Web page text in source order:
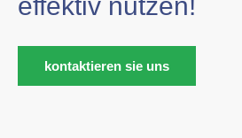
kontaktieren sie uns